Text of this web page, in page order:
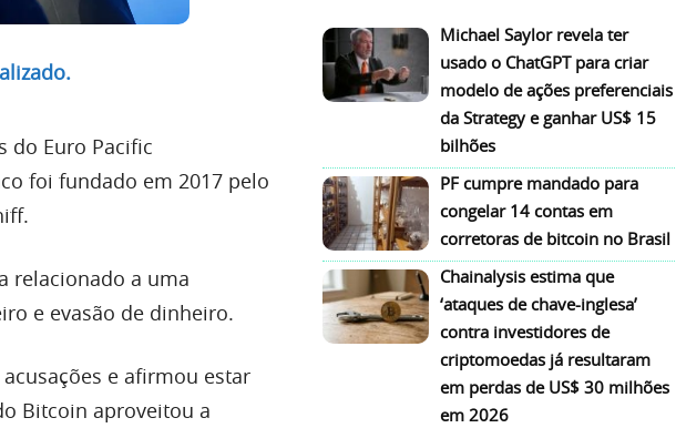
do Euro Pacific
foi fundado em 2017 pelo
relacionado a uma
e evasão de dinheiro.
e afirmou estar
Bitcoin aproveitou a
Michael Saylor revela ter
usado o ChatGPT para criar
modelo de ações preferenciais
da Strategy e ganhar US$ 15
bilhões
PF cumpre mandado para
congelar 14 contas em
corretoras de bitcoin no Brasil
Chainalysis estima que
‘ataques de chave-inglesa’
contra investidores de
criptomoedas já resultaram
em perdas de US$ 30 milhões
em 2026